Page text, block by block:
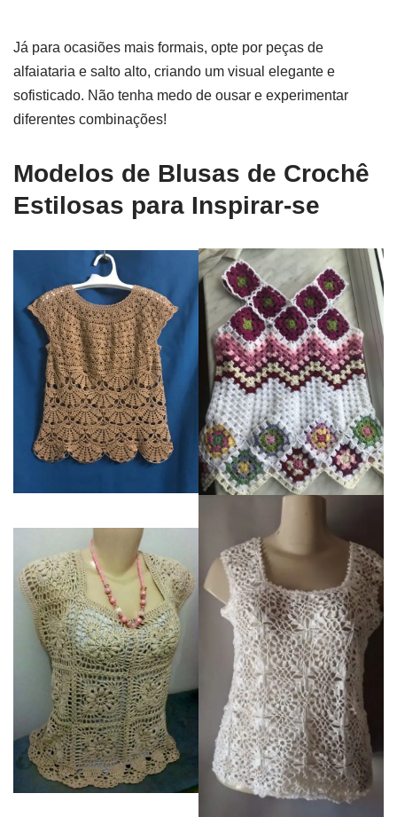
Já para ocasiões mais formais, opte por peças de
alfaiataria e salto alto, criando um visual elegante e
sofisticado. Não tenha medo de ousar e experimentar
diferentes combinações!
Modelos de Blusas de Crochê
Estilosas para Inspirar-se